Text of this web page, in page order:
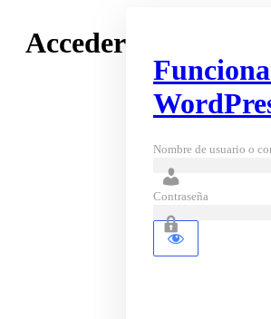
Acceder
Nombre de usuario o
Contraseña